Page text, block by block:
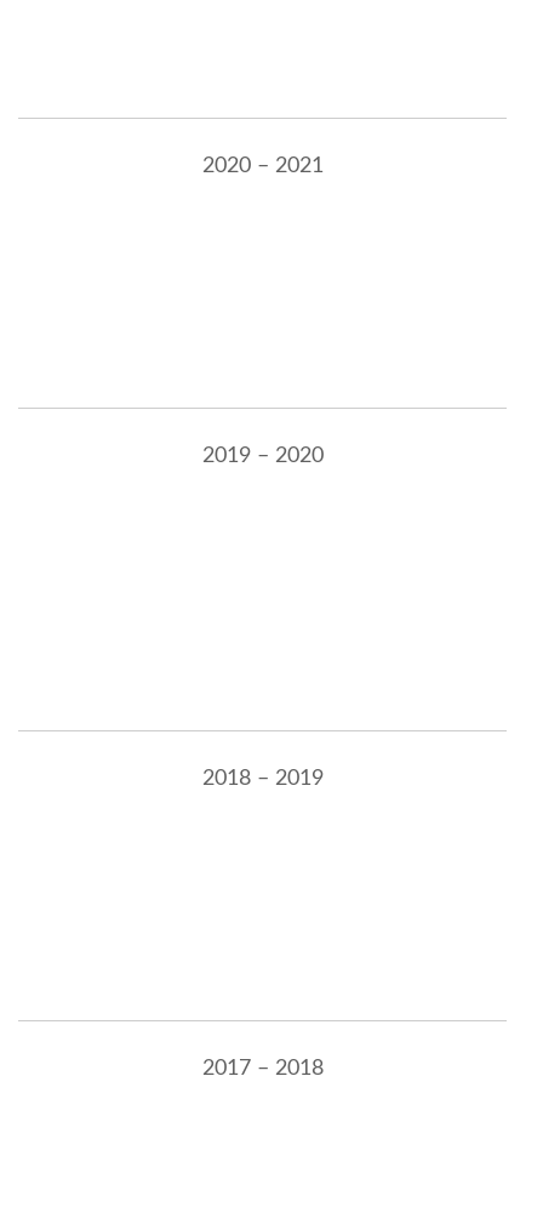
2020 – 2021
2019 – 2020
2018 – 2019
2017 – 2018